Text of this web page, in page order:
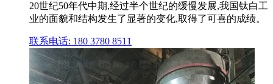
20世纪50年代中期,经过半个世纪的缓慢发展,我国钛白工
业的面貌和结构发生了显著的变化,取得了可喜的成绩。
联系电话: 180 3780 8511